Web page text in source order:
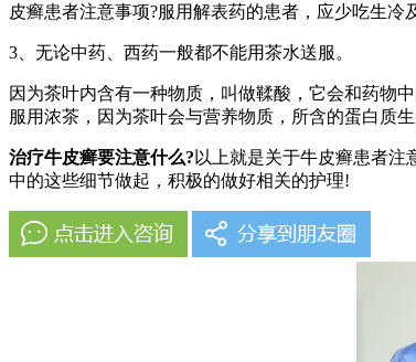
皮癣患者注意事项?服用解表药的患者，应少吃生
3、无论中药、西药一般都不能用茶水送服。
因为茶叶内含有一种物质，叫做鞣酸，它会和药物
服用浓茶，因为茶叶会与营养物质，所含的蛋白质
治疗牛皮癣要注意什么? 以上就是关于牛皮癣患者
中的这些细节做起，积极的做好相关的护理!